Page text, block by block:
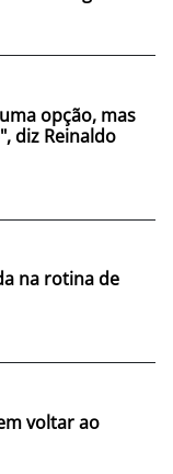
opção, mas
diz Reinaldo
na rotina de
voltar ao